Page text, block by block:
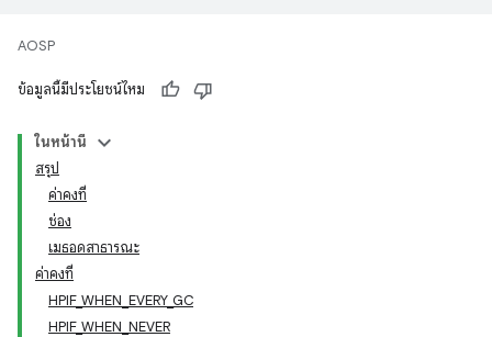
AOSP
ข้อมูลนี้มีประโยชน์ไหม
ในหน้านี้
สรุป
ค่าคงที่
ช่อง
เมธอดสาธารณะ
ค่าคงที่
HPIF_WHEN_EVERY_GC
HPIF_WHEN_NEVER